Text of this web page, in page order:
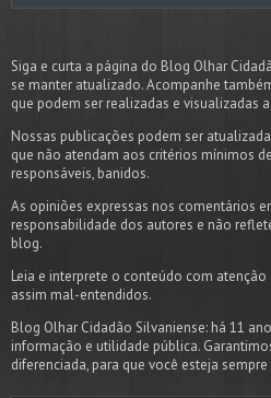
Siga e curta a página do Blog Olhar
se manter atualizado. Acompanhe
que podem ser realizadas e visualizadas
Nossas publicações podem ser
que não atendam aos critérios mínimos
responsáveis, banidos.
As opiniões expressas nos comentários
responsabilidade dos autores e não
blog.
Leia e interprete o conteúdo com
assim mal-entendidos.
Blog Olhar Cidadão Silvaniense: há 11
informação e utilidade pública.
diferenciada, para que você esteja